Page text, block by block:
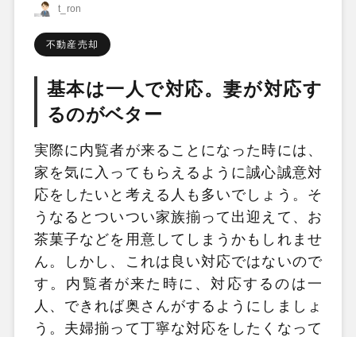
t_ron
不動産売却
基本は一人で対応。妻が対応す
るのがベター
実際に内覧者が来ることになった時には、
家を気に入ってもらえるように誠心誠意対
応をしたいと考える人も多いでしょう。そ
うなるとついつい家族揃って出迎えて、お
茶菓子などを用意してしまうかもしれませ
ん。しかし、これは良い対応ではないので
す。内覧者が来た時に、対応するのは一
人、できれば奥さんがするようにしましょ
う。夫婦揃って丁寧な対応をしたくなって